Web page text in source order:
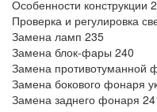
Особенности конструкции
Проверка и регулировка
Замена ламп 235
Замена блок-фары 240
Замена противотуманной
Замена бокового фонаря
Замена заднего фонаря